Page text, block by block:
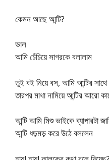
কেমন আছে আন্টি?
ভাল
আমি চেঁচিয়ে সাগরকে বলালাম
তুই বই নিয়ে বস, আমি আন্টির
তারপর মাথা নামিয়ে আন্টির আরো
আন্টি আমি মিশু ভাইকে ব্যাপারটা
আন্টি ধড়মড় করে উঠে বললেন